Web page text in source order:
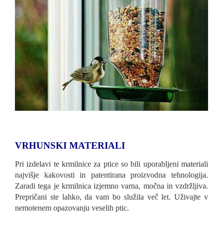
VRHUNSKI MATERIALI
Pri izdelavi te krmilnice za ptice so bili uporabljeni materiali
najvišje kakovosti in patentirana proizvodna tehnologija.
Zaradi tega je krmilnica izjemno varna, močna in vzdržljiva.
Prepričani ste lahko, da vam bo služila več let. Uživajte v
nemotenem opazovanju veselih ptic.